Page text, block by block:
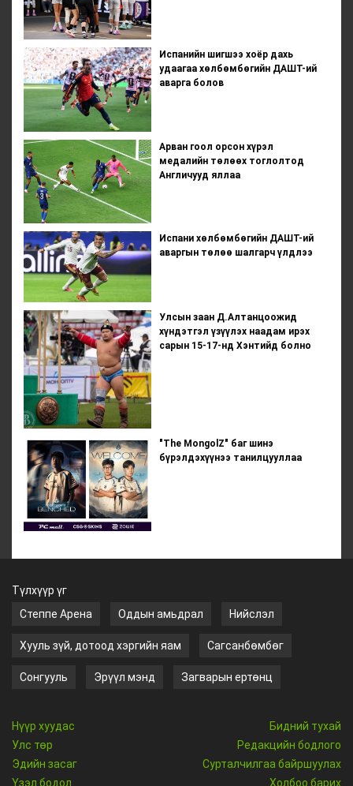
Испанийн шигшээ хоёр дахь
удаагаа хөлбөмбөгийн ДАШТ-ий
аварга болов
Арван гоол орсон хүрэл
медалийн төлөөх тоглолтод
Англичууд яллаа
Испани хөлбөмбөгийн ДАШТ-ий
аваргын төлөө шалгарч үлдлээ
Улсын заан Д.Алтанцоожид
хүндэтгэл үзүүлэх наадам ирэх
сарын 15-17-нд Хэнтийд болно
"The MongolZ" баг шинэ
бүрэлдэхүүнээ танилцууллаа
Түлхүүр үг
Степпе Арена
Оддын амьдрал Нийслэл
Хууль зүй, дотоод хэргийн яам Сагсанбөмбөг
Сонгууль Эрүүл мэнд Загварын ертөнц
Нүүр хуудас
Улс төр
Эдийн засаг
Үзэл бодол
Бидний тухай
Редакцийн бодлого
Сурталчилгаа байршуулах
Холбоо барих